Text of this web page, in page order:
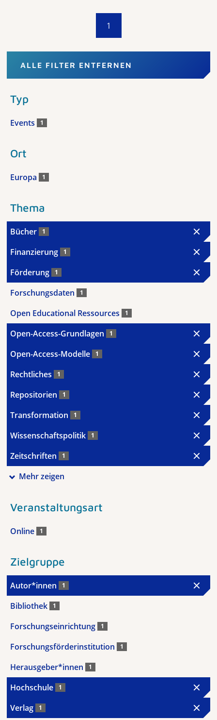
1
ALLE FILTER ENTFERNEN
Typ
Events 1
Ort
Europa 1
Thema
Bücher 1
Finanzierung 1
Förderung 1
Forschungsdaten 1
Open Educational Ressources 1
Open-Access-Grundlagen 1
Open-Access-Modelle 1
Rechtliches 1
Repositorien 1
Transformation 1
Wissenschaftspolitik 1
Zeitschriften 1
Mehr zeigen
Veranstaltungsart
Online 1
Zielgruppe
Autor*innen 1
Bibliothek 1
Forschungseinrichtung 1
Forschungsförderinstitution 1
Herausgeber*innen 1
Hochschule 1
Verlag 1